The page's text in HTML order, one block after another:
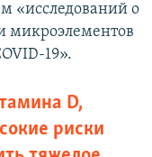
«исследований о
микроэлементов
19».
D,
риски